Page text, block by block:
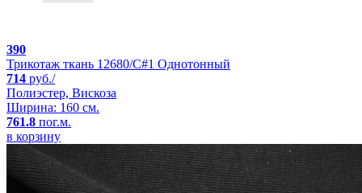
390
Трикотаж ткань 12680/C#1 Однотонный
714 руб./
Полиэстер, Вискоза
Ширина: 160 см.
761.8 пог.м.
в корзину